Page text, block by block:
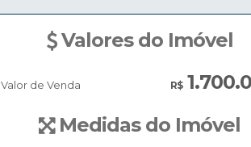
Valores do Imóvel
R$
Valor de Venda
Medidas do Imóvel